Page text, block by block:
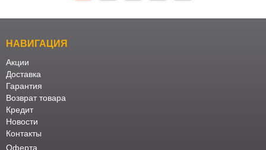
НАВИГАЦИЯ
Акции
Доставка
Гарантия
Возврат товара
Кредит
Новости
Контакты
Оферта